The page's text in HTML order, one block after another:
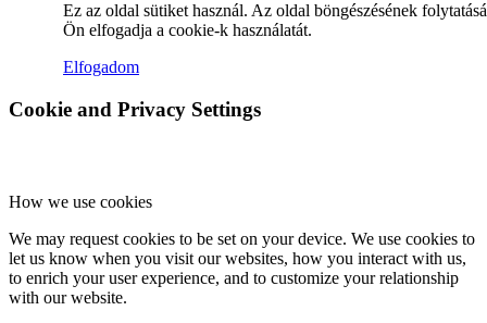
Közösségeink
Ez az oldal sütiket használ. Az oldal böngészésének
Ön elfogadja a cookie-k használatát.
Elfogadom
Cookie and Privacy Settings
How we use cookies
We may request cookies to be set on your device. We use cookies to
let us know when you visit our websites, how you interact with us,
to enrich your user experience, and to customize your relationship
with our website.